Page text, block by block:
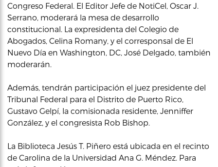
Congreso Federal. El Editor Jefe de NotiCel, Oscar J.
Serrano, moderará la mesa de desarrollo
constitucional. La expresidenta del Colegio de
Abogados, Celina Romany, y el corresponsal de El
Nuevo Día en Washington, DC, José Delgado, también
moderarán.
Además, tendrán participación el juez presidente del
Tribunal Federal para el Distrito de Puerto Rico,
Gustavo Gelpí, la comisionada residente, Jenniffer
González, y el congresista Rob Bishop.
La Biblioteca Jesús T. Piñero está ubicada en el recinto
de Carolina de la Universidad Ana G. Méndez. Para